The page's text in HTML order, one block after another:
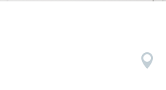
